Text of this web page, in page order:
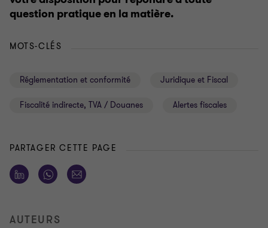
question pratique en la matière.
MOTS-CLÉS
Réglementation et conformité Juridique et Fiscal
Fiscalité indirecte, TVA / Douanes Alertes fiscales
PARTAGER CETTE PAGE
AUTEURS